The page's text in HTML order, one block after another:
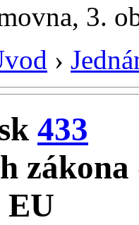
3.
›
433
zákona
EU